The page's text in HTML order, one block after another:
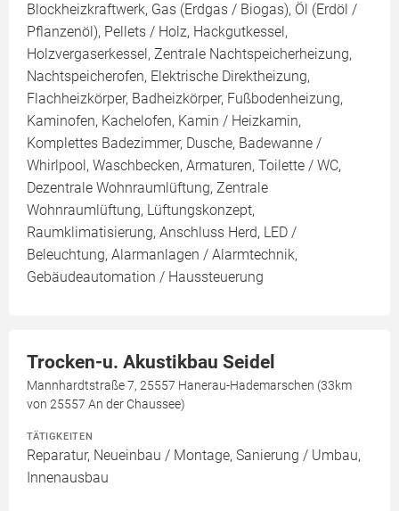
Blockheizkraftwerk, Gas (Erdgas / Biogas), Öl (Erdöl /
Pflanzenöl), Pellets / Holz, Hackgutkessel,
Holzvergaserkessel, Zentrale Nachtspeicherheizung,
Nachtspeicherofen, Elektrische Direktheizung,
Flachheizkörper, Badheizkörper, Fußbodenheizung,
Kaminofen, Kachelofen, Kamin / Heizkamin,
Komplettes Badezimmer, Dusche, Badewanne /
Whirlpool, Waschbecken, Armaturen, Toilette / WC,
Dezentrale Wohnraumlüftung, Zentrale
Wohnraumlüftung, Lüftungskonzept,
Raumklimatisierung, Anschluss Herd, LED /
Beleuchtung, Alarmanlagen / Alarmtechnik,
Gebäudeautomation / Haussteuerung
Trocken-u. Akustikbau Seidel
Mannhardtstraße 7, 25557 Hanerau-Hademarschen (33km
von 25557 An der Chaussee)
TÄTIGKEITEN
Reparatur, Neueinbau / Montage, Sanierung / Umbau,
Innenausbau